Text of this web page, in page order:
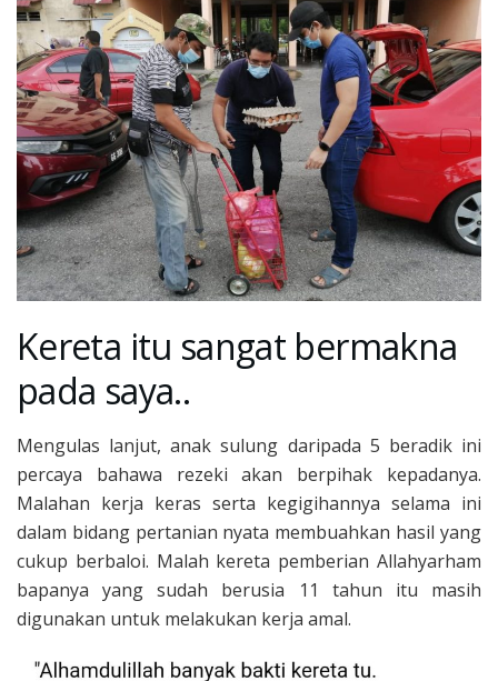
Kereta itu sangat bermakna
pada saya..
Mengulas lanjut, anak sulung daripada 5 beradik ini
percaya bahawa rezeki akan berpihak kepadanya.
Malahan kerja keras serta kegigihannya selama ini
dalam bidang pertanian nyata membuahkan hasil yang
cukup berbaloi. Malah kereta pemberian Allahyarham
bapanya yang sudah berusia 11 tahun itu masih
digunakan untuk melakukan kerja amal.